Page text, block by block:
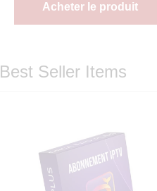
Acheter le produit
Best Seller Items